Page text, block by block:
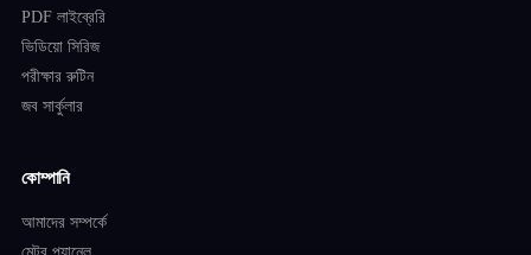
PDF লাইব্রেরি
ভিডিয়ো সিরিজ
পরীক্ষার রুটিন
জব সার্কুলার
কোম্পানি
আমাদের সম্পর্কে
মেন্টর প্যানেল